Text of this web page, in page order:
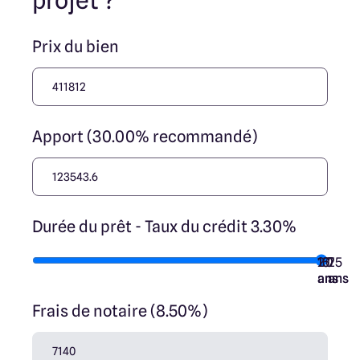
Prix du bien
Apport (30.00% recommandé)
Durée du prêt - Taux du crédit 3.30%
7
ans
10
ans
15
ans
20
ans
25
ans
Frais de notaire (8.50%)